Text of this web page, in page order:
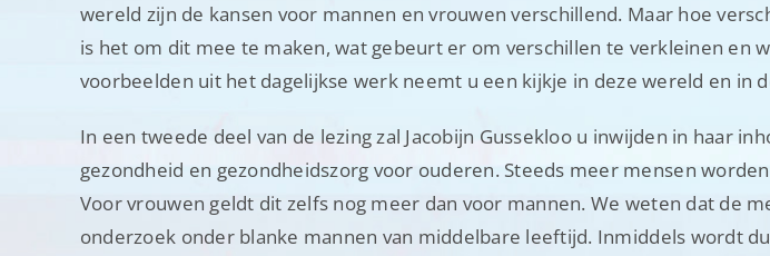
wereld zijn de kansen voor mannen en vrouwen verschillend. Maar hoe
is het om dit mee te maken, wat gebeurt er om verschillen te verkleinen en
voorbeelden uit het dagelijkse werk neemt u een kijkje in deze wereld en in
In een tweede deel van de lezing zal Jacobijn Gussekloo u inwijden in haar
gezondheid en gezondheidszorg voor ouderen. Steeds meer mensen
Voor vrouwen geldt dit zelfs nog meer dan voor mannen. We weten dat de
onderzoek onder blanke mannen van middelbare leeftijd. Inmiddels wordt